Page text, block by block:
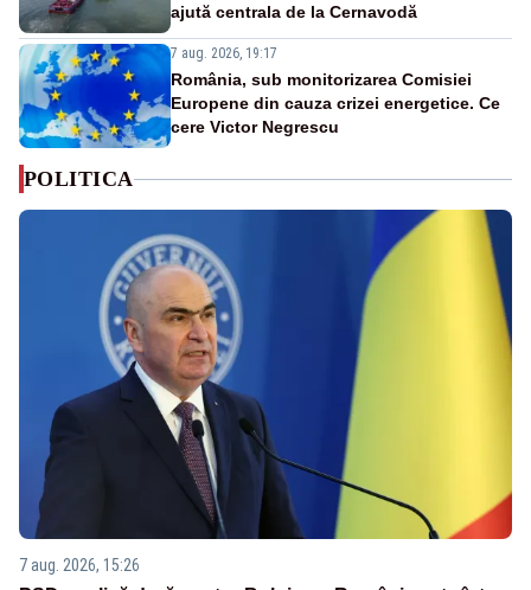
ajută centrala de la Cernavodă
7 aug. 2026, 19:17
România, sub monitorizarea Comisiei
Europene din cauza crizei energetice. Ce
cere Victor Negrescu
POLITICA
7 aug. 2026, 15:26